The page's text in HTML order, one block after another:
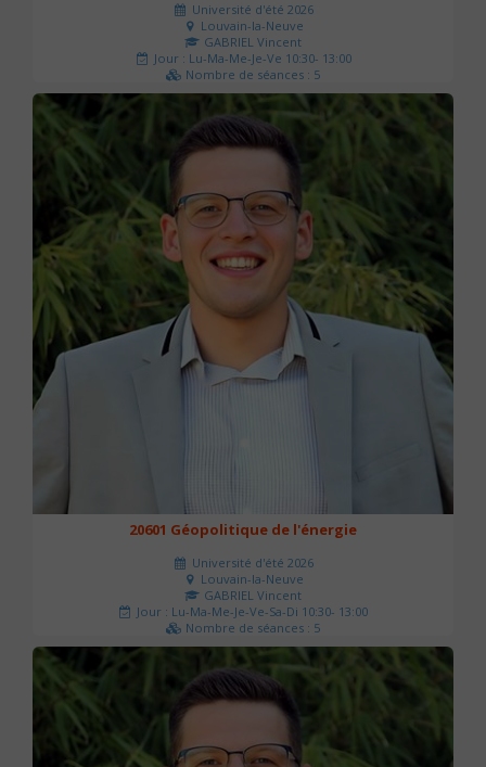
Université d'été 2026
Louvain-la-Neuve
GABRIEL Vincent
Jour : Lu-Ma-Me-Je-Ve 10:30- 13:00
Nombre de séances : 5
120 €
20601 Géopolitique de l'énergie
Université d'été 2026
Louvain-la-Neuve
GABRIEL Vincent
Jour : Lu-Ma-Me-Je-Ve-Sa-Di 10:30- 13:00
Nombre de séances : 5
120 €